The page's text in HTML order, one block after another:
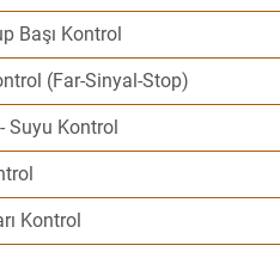
Başı Kontrol
(Far-Sinyal-Stop)
Suyu Kontrol
Kontrol